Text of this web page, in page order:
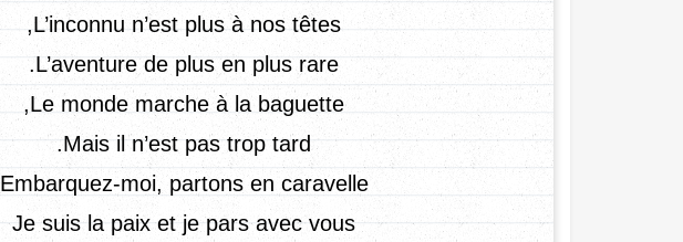
L’inconnu n’est plus à nos têtes,
L’aventure de plus en plus rare.
Le monde marche à la baguette,
Mais il n’est pas trop tard.
Embarquez-moi, partons en caravelle
Je suis la paix et je pars avec vous